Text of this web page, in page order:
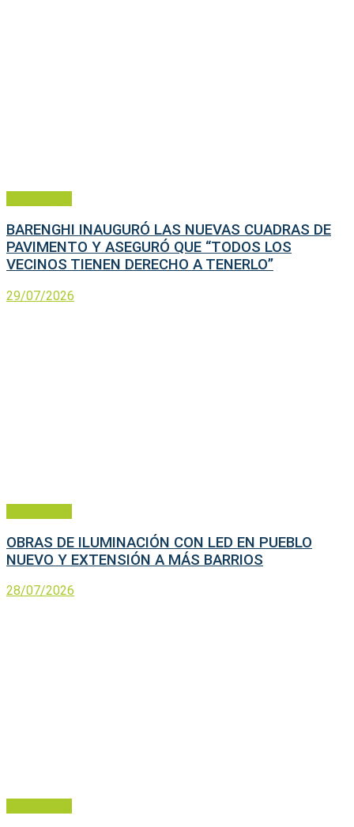
BARENGHI INAUGURÓ LAS NUEVAS CUADRAS DE
PAVIMENTO Y ASEGURÓ QUE “TODOS LOS
VECINOS TIENEN DERECHO A TENERLO”
29/07/2026
OBRAS DE ILUMINACIÓN CON LED EN PUEBLO
NUEVO Y EXTENSIÓN A MÁS BARRIOS
28/07/2026